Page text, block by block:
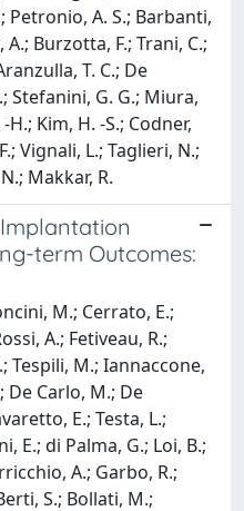
Petronio, A. S.; Barbanti,
Burzotta, F.; Trani, C.;
T. C.; De
Stefanini, G. G.; Miura,
Kim, H. -S.; Codner,
Vignali, L.; Taglieri, N.;
Makkar, R.
term Outcomes:
M.; Cerrato, E.;
A.; Fetiveau, R.;
Tespili, M.; Iannaccone,
De Carlo, M.; De
E.; Testa, L.;
E.; di Palma, G.; Loi, B.;
A.; Garbo, R.;
S.; Bollati, M.;